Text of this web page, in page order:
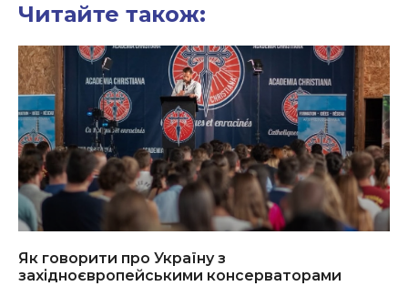
Читайте також:
Як говорити про Україну з
західноєвропейськими консерваторами